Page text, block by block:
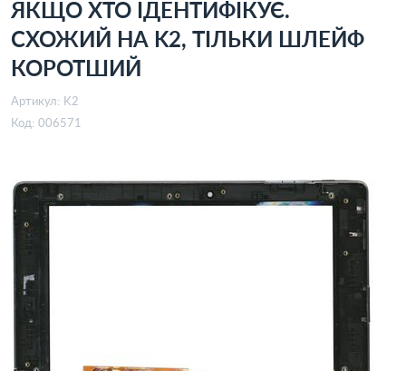
ЯКЩО ХТО ІДЕНТИФІКУЄ.
СХОЖИЙ НА K2, ТІЛЬКИ ШЛЕЙФ
КОРОТШИЙ
Артикул: K2
Код: 006571